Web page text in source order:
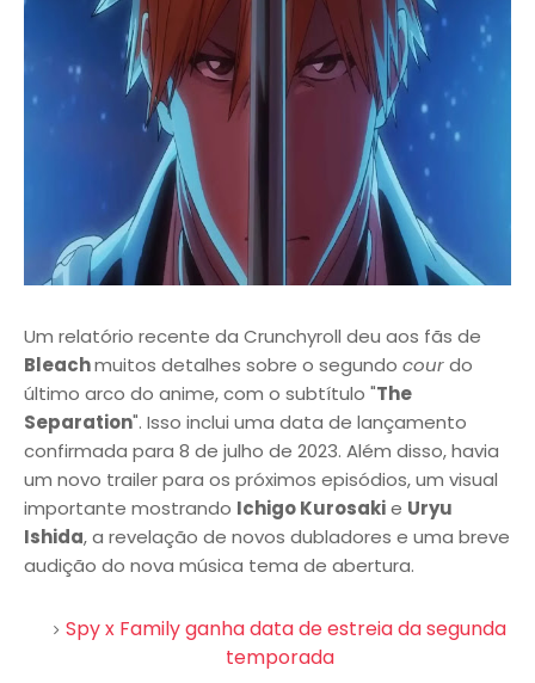
Um relatório recente da Crunchyroll deu aos fãs de
Bleachmuitos detalhes sobre o segundo courdo
último arco do anime, com o subtítulo "The
Separation". Isso inclui uma data de lançamento
confirmada para 8 de julho de 2023. Além disso, havia
um novo trailer para os próximos episódios, um visual
importante mostrando Ichigo Kurosakie Uryu
Ishida, a revelação de novos dubladores e uma breve
audição do nova música tema de abertura.
Spy x Family ganha data de estreia da segunda
temporada